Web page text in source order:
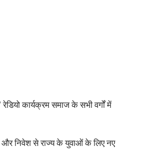
कार्यक्रम समाज के सभी वर्गों में
और निवेश से राज्य के युवाओं के लिए नए